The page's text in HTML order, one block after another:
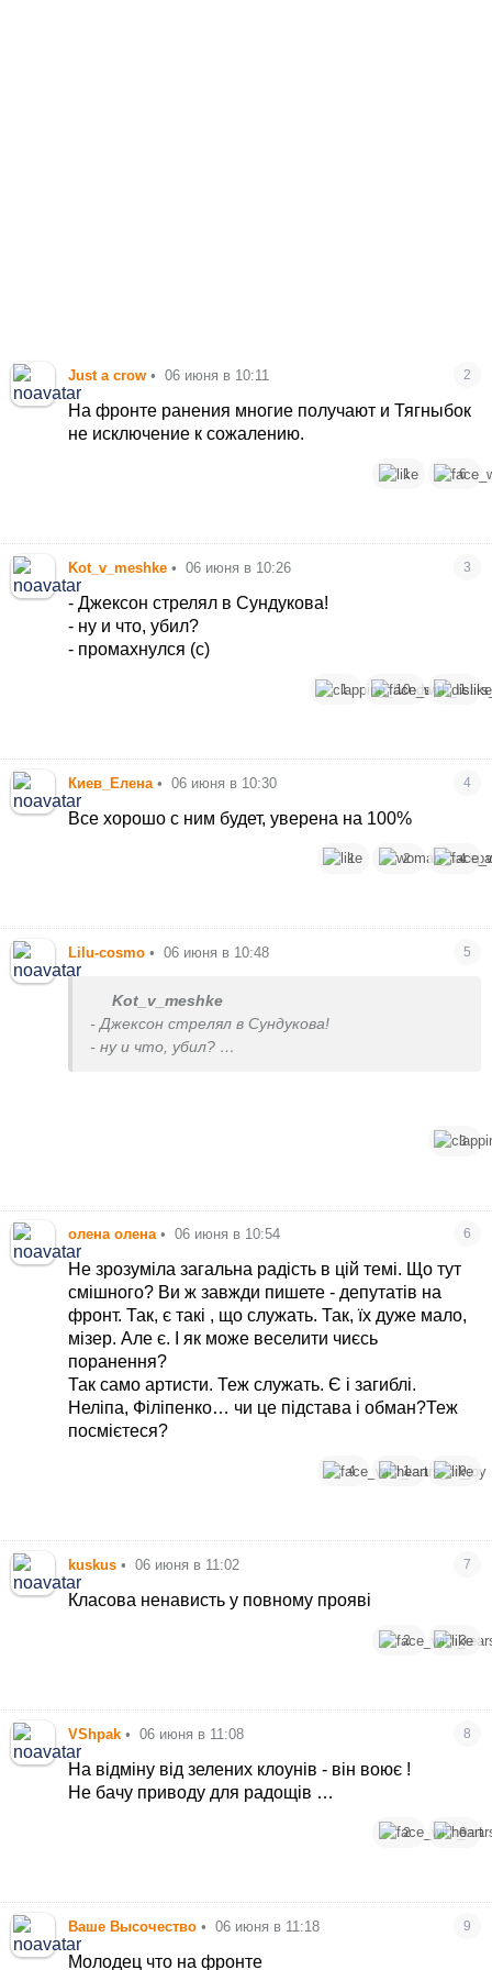
Just a crow • 06 июня в 10:11 2
На фронте ранения многие получают и Тягныбок
не исключение к сожалению.
1 6
Kot_v_meshke • 06 июня в 10:26 3
- Джексон стрелял в Сундукова!
- ну и что, убил?
- промахнулся (с)
1 10 1
Киев_Елена • 06 июня в 10:30 4
Все хорошо с ним будет, уверена на 100%
1 2 4
Lilu-cosmo • 06 июня в 10:48 5
Kot_v_meshke
- Джексон стрелял в Сундукова!
- ну и что, убил?
3
олена олена • 06 июня в 10:54 6
Не зрозуміла загальна радість в цій темі. Що тут
смішного? Ви ж завжди пишете - депутатів на
фронт. Так, є такі , що служать. Так, їх дуже мало,
мізер. Але є. І як може веселити чиєсь
поранення?
Так само артисти. Теж служать. Є і загиблі.
Неліпа, Філіпенко… чи це підстава і обман?Теж
посмієтеся?
4 1 9
kuskus • 06 июня в 11:02 7
Класова ненависть у повному прояві
2 3
VShpak • 06 июня в 11:08 8
На відміну від зелених клоунів - він воює !
Не бачу приводу для радощів …
2 6
Ваше Высочество • 06 июня в 11:18 9
Молодец что на фронте